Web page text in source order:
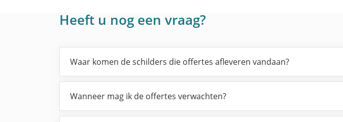
Heeft u nog een vraag?
Waar komen de schilders die offertes afleveren vandaan?
Wanneer mag ik de offertes verwachten?